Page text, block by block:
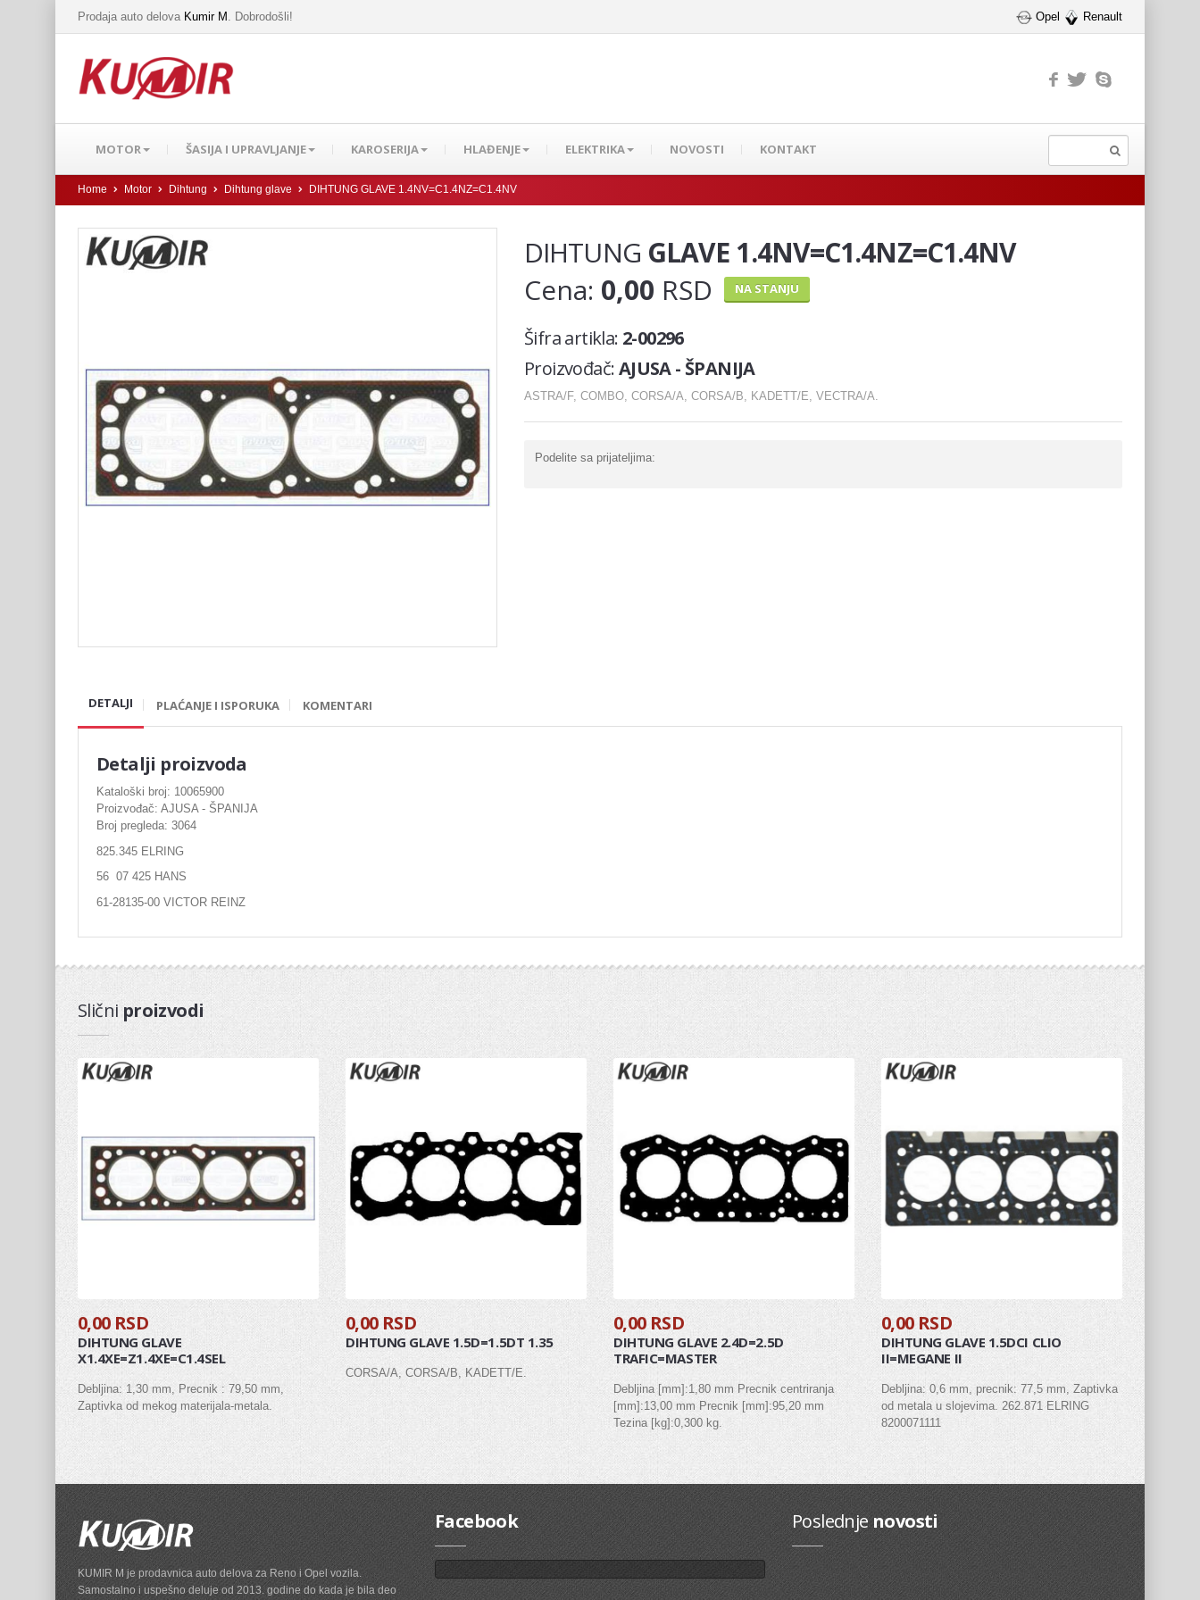
Prodaja auto delova Kumir M . Dobrodošli! Opel Renault
MOTOR ŠASIJA I UPRAVLJANJE KAROSERIJA HLAĐENJE ELEKTRIKA NOVOSTI KONTAKT
Home Motor Dihtung Dihtung glave DIHTUNG GLAVE 1.4NV=C1.4NZ=C1.4NV
DIHTUNG GLAVE 1.4NV=C1.4NZ=C1.4NV
Cena: 0,00 RSD NA STANJU
Šifra artikla: 2-00296
Proizvođač:AJUSA - ŠPANIJA
ASTRA/F, COMBO, CORSA/A, CORSA/B, KADETT/E, VECTRA/A.
Podelite sa prijateljima:
DETALJI PLAĆANJE I ISPORUKA KOMENTARI
Detalji proizvoda
Kataloški broj: 10065900
Proizvođač: AJUSA - ŠPANIJA
Broj pregleda: 3064
825.345 ELRING
56 07 425 HANS
61-28135-00 VICTOR REINZ
Slični proizvodi
0,00 RSD
DIHTUNG GLAVE
X1.4XE=Z1.4XE=C1.4SEL
Debljina: 1,30 mm, Precnik : 79,50 mm,
Zaptivka od mekog materijala-metala.
0,00 RSD
DIHTUNG GLAVE 1.5D=1.5DT 1.35
CORSA/A, CORSA/B, KADETT/E.
0,00 RSD
DIHTUNG GLAVE 2.4D=2.5D
TRAFIC=MASTER
Debljina [mm]:1,80 mm Precnik centriranja
[mm]:13,00 mm Precnik [mm]:95,20 mm
Tezina [kg]:0,300 kg.
0,00 RSD
DIHTUNG GLAVE 1.5DCI CLIO
II=MEGANE II
Debljina: 0,6 mm, precnik: 77,5 mm, Zaptivka
od metala u slojevima. 262.871 ELRING
8200071111
KUMIR M je prodavnica auto delova za Reno i Opel vozila.
Samostalno i uspešno deluje od 2013. godine do kada je bila deo
Facebook Poslednjenovosti